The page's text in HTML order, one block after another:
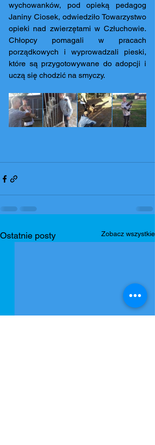
wychowanków, pod opieką pedagog
Janiny Ciosek, odwiedziło Towarzystwo
opieki nad zwierzętami w Człuchowie.
Chłopcy pomagali w pracach
porządkowych i wyprowadzali pieski,
które są przygotowywane do adopcji i
uczą się chodzić na smyczy.
Ostatnie posty Zobacz wszystkie